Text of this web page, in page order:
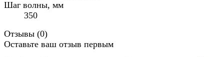
Шаг волны, мм
350
Отзывы (0)
Оставьте ваш отзыв первым